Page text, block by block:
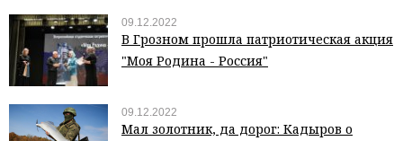
09.12.2022
В Грозном прошла патриотическая акция
"Моя Родина - Россия"
09.12.2022
Мал золотник, да дорог: Кадыров о